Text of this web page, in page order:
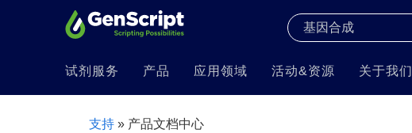
试剂服务 产品 应用领域 活动&资源 关于我们
支持 » 产品文档中心